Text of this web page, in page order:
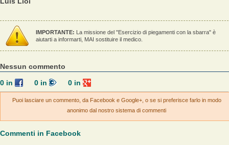
IMPORTANTE: La missione del "Esercizio di piegamenti con la sbarra" è
aiutarti a informarti, MAI sostituire il medico.
Nessun commento
0in 0in 0 in
Puoi lasciare un commento, da Facebook e Google+, o se si preferisce farlo in modo
anonimo dal nostro sistema di commenti
Commenti in Facebook